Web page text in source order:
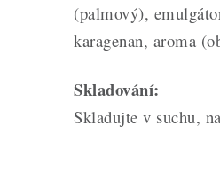
(palmový),
karagenan, aroma
Skladování:
Skladujte v suchu,